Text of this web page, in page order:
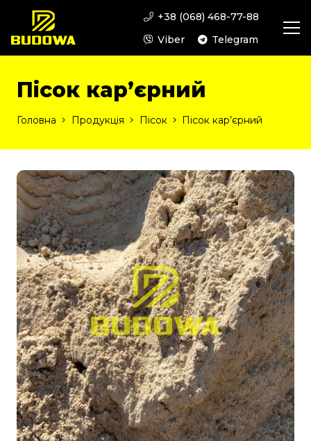
+38 (068) 468-77-88
Viber
Telegram
Пісок кар’єрний
Головна Продукція Пісок Пісок кар’єрний